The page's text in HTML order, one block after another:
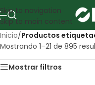
Skip to navigation
Skip to main content
Inicio/Productos
Mostrando 1–21 de 895
Mostrar filtros